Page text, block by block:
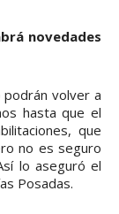
novedades
podrán volver a
hasta que el
que
no es seguro
lo aseguró el
Posadas.